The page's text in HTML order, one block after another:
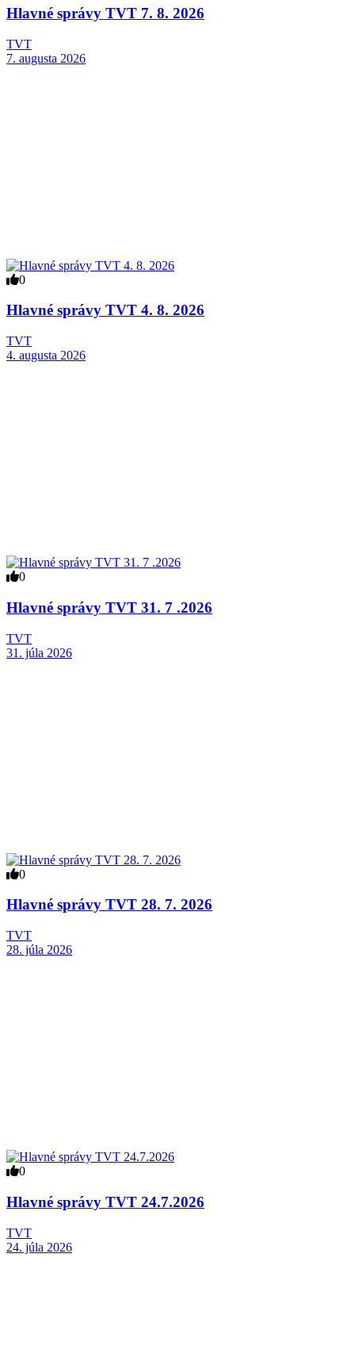
Hlavné správy TVT 7. 8. 2026
TVT
7. augusta 2026
0
Hlavné správy TVT 4. 8. 2026
TVT
4. augusta 2026
0
Hlavné správy TVT 31. 7 .2026
TVT
31. júla 2026
0
Hlavné správy TVT 28. 7. 2026
TVT
28. júla 2026
0
Hlavné správy TVT 24.7.2026
TVT
24. júla 2026